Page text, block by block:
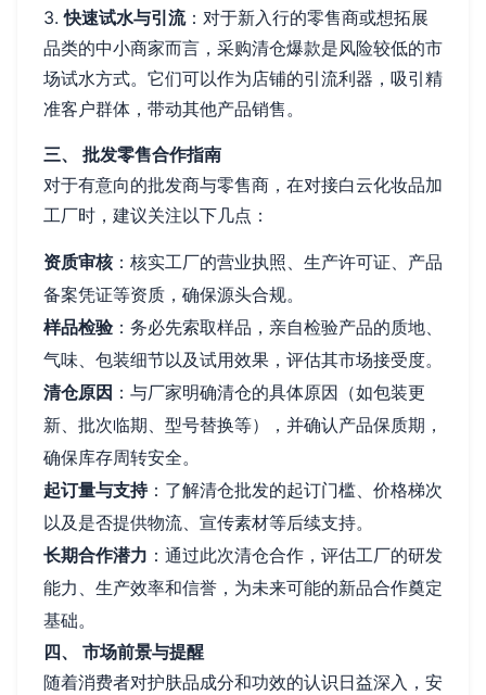
3.快速试水与引流：对于新入行的零售商或想拓展
品类的中小商家而言，采购清仓爆款是风险较低的市
场试水方式。它们可以作为店铺的引流利器，吸引精
准客户群体，带动其他产品销售。
三、 批发零售合作指南
对于有意向的批发商与零售商，在对接白云化妆品加
工厂时，建议关注以下几点：
资质审核：核实工厂的营业执照、生产许可证、产品
备案凭证等资质，确保源头合规。
样品检验：务必先索取样品，亲自检验产品的质地、
气味、包装细节以及试用效果，评估其市场接受度。
清仓原因 ：与厂家明确清仓的具体原因（如包装更
新、批次临期、型号替换等），并确认产品保质期，
确保库存周转安全。
起订量与支持：了解清仓批发的起订门槛、价格梯次
以及是否提供物流、宣传素材等后续支持。
长期合作潜力 ：通过此次清仓合作，评估工厂的研发
能力、生产效率和信誉，为未来可能的新品合作奠定
基础。
四、 市场前景与提醒
随着消费者对护肤品成分和功效的认识日益深入，安